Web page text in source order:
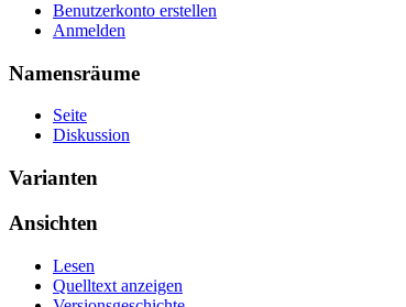
Benutzerkonto erstellen
Anmelden
Namensräume
Seite
Diskussion
Varianten
Ansichten
Lesen
Quelltext anzeigen